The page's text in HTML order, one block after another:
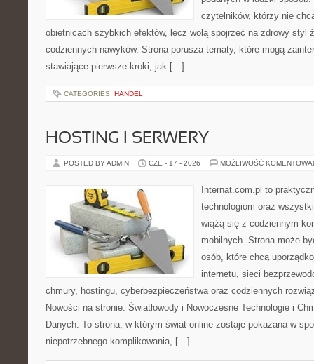
czytelników, którzy nie
obietnicach szybkich efektów, lecz wolą spojrzeć na zdrowy styl
codziennych nawyków. Strona porusza tematy, które mogą
stawiające pierwsze kroki, jak […]
CATEGORIES: HANDEL
HOSTING I SERWERY
POSTED BY ADMIN CZE - 17 - 2026 MOŻLIWOŚĆ
Internat.com.pl to
technologiom oraz
wiążą się z codziennym
mobilnych. Strona może
osób, które chcą
internetu, sieci
chmury, hostingu, cyberbezpieczeństwa oraz codziennych
Nowości na stronie: Światłowody i Nowoczesne Technologie i
Danych. To strona, w którym świat online zostaje pokazana w
niepotrzebnego komplikowania, […]